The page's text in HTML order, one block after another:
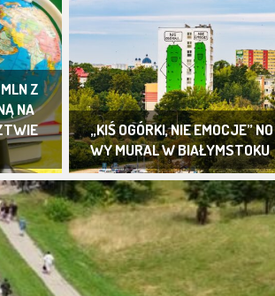
Z
NA
„KIŚ OGÓRKI, NIE EMOCJE” NO
WY MURAL W BIAŁYMSTOKU